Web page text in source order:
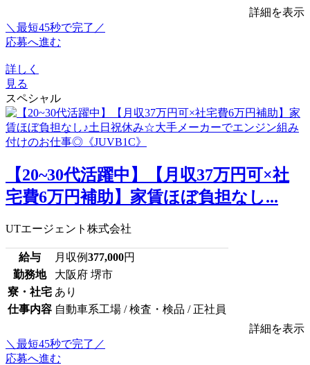
詳細を表示
＼最短45秒で完了／
応募へ進む
詳しく
見る
スペシャル
【20~30代活躍中】【月収37万円可×社
宅費6万円補助】家賃ほぼ負担なし...
UTエージェント株式会社
給与 月収例377,000円
勤務地
大阪府 堺市
寮・社宅 あり
仕事内容 自動車系工場 / 検査・検品 / 正社員
詳細を表示
＼最短45秒で完了／
応募へ進む